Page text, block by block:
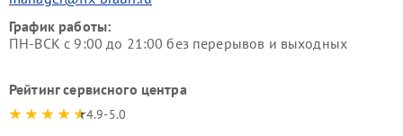
График работы:
ПН-ВСК с 9:00 до 21:00 без перерывов и выходных
Рейтинг сервисного центра
4.9-5.0